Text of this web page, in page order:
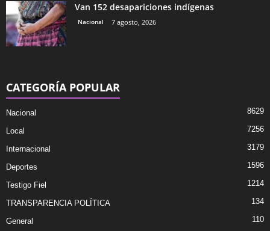
Van 152 desapariciones indígenas
Nacional 7 agosto, 2026
CATEGORÍA POPULAR
Nacional 8629
Local 7256
Internacional 3179
Deportes 1596
Testigo Fiel 1214
TRANSPARENCIA POLÍTICA 134
General 110